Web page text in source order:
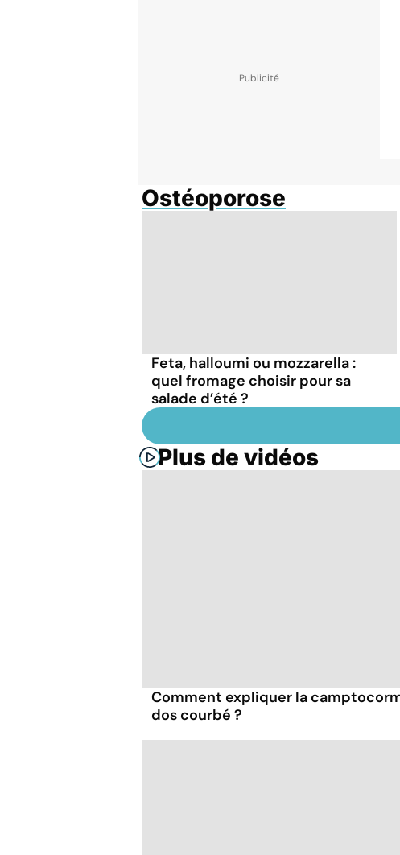
Ostéoporose
Feta, halloumi ou mozzarella :
quel fromage choisir pour sa
salade d’été ?
Plus de vidéos
Comment expliquer la
dos courbé ?